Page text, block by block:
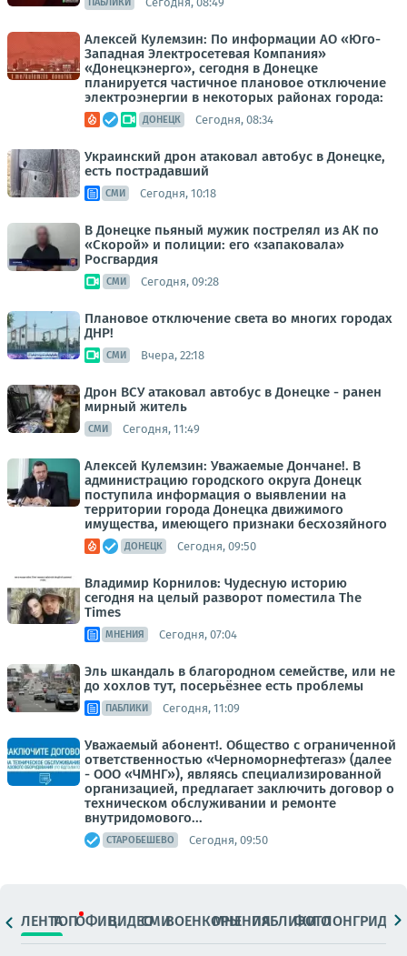
Алексей Кулемзин: По информации АО «Юго-
Западная Электросетевая Компания»
«Донецкэнерго», сегодня в Донецке
планируется частичное плановое отключение
электроэнергии в некоторых районах города:
ДОНЕЦК Сегодня, 08:34
Украинский дрон атаковал автобус в Донецке,
есть пострадавший
СМИ Сегодня, 10:18
В Донецке пьяный мужик пострелял из АК по
«Скорой» и полиции: его «запаковала»
Росгвардия
СМИ Сегодня, 09:28
Плановое отключение света во многих городах
ДНР!
СМИ Вчера, 22:18
Дрон ВСУ атаковал автобус в Донецке - ранен
мирный житель
СМИ Сегодня, 11:49
Алексей Кулемзин: Уважаемые Дончане!. В
администрацию городского округа Донецк
поступила информация о выявлении на
территории города Донецка движимого
имущества, имеющего признаки бесхозяйного
ДОНЕЦК Сегодня, 09:50
Владимир Корнилов: Чудесную историю
сегодня на целый разворот поместила The
Times
МНЕНИЯ Сегодня, 07:04
Эль шкандаль в благородном семействе, или не
до хохлов тут, посерьёзнее есть проблемы
ПАБЛИКИ Сегодня, 11:09
Уважаемый абонент!. Общество с ограниченной
ответственностью «Черноморнефтегаз» (далее
- ООО «ЧМНГ»), являясь специализированной
организацией, предлагает заключить договор о
техническом обслуживании и ремонте
внутридомового...
СТАРОБЕШЕВО Сегодня, 09:50
ЛЕНТАТОПОФИЦ.ВИДЕОСМИВОЕНКОРЫМНЕНИЯПАБЛИКИ
ФОТОЛОНГРИДЫ